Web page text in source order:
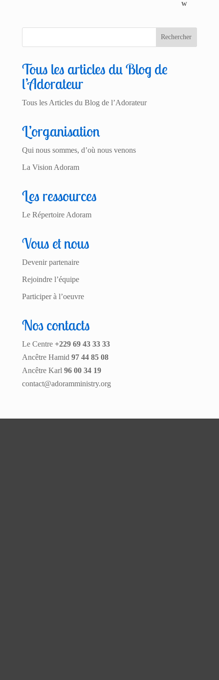
Tous les articles du Blog de
l’Adorateur
Tous les Articles du Blog de l’Adorateur
L’organisation
Qui nous sommes, d’où nous venons
La Vision Adoram
Les ressources
Le Répertoire Adoram
Vous et nous
Devenir partenaire
Rejoindre l’équipe
Participer à l’oeuvre
Nos contacts
Le Centre +229 69 43 33 33
Ancêtre Hamid 97 44 85 08
Ancêtre Karl 96 00 34 19
contact@adoramministry.org